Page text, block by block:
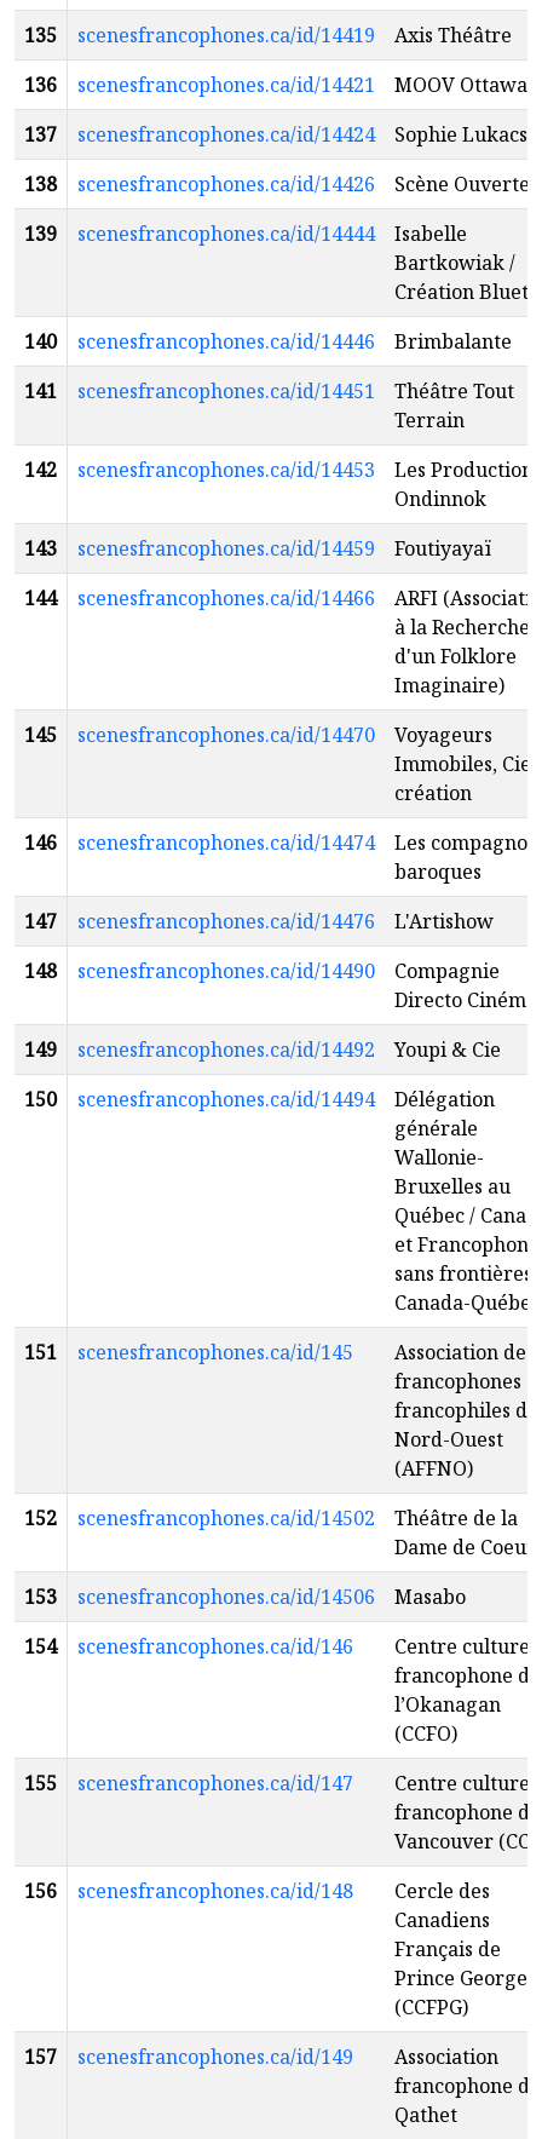
135
scenesfrancophones.ca/id/14419
Axis Théâtre
136
scenesfrancophones.ca/id/14421
MOOV Ottawa
137
scenesfrancophones.ca/id/14424
Sophie Lukacs
138
scenesfrancophones.ca/id/14426
Scène Ouverte
139
scenesfrancophones.ca/id/14444
Isabelle
Bartkowiak /
Création
140
scenesfrancophones.ca/id/14446
Brimbalante
141
scenesfrancophones.ca/id/14451
Théâtre Tout
Terrain
142
scenesfrancophones.ca/id/14453
Les Productions
Ondinnok
143
scenesfrancophones.ca/id/14459
Foutiyayaï
144
scenesfrancophones.ca/id/14466
ARFI
à la Recherche
d'un Folklore
Imaginaire)
145
scenesfrancophones.ca/id/14470
Voyageurs
Immobiles, Cie
création
146
scenesfrancophones.ca/id/14474
Les
baroques
147
scenesfrancophones.ca/id/14476
L'Artishow
148
scenesfrancophones.ca/id/14490
Compagnie
Directo Cinéma
149
scenesfrancophones.ca/id/14492
Youpi & Cie
150
scenesfrancophones.ca/id/14494
Délégation
générale
Wallonie-
Bruxelles au
Québec /
et
sans frontières
Canada-Québec
151
scenesfrancophones.ca/id/145
Association des
francophones
francophiles du
Nord-Ouest
(AFFNO)
152
scenesfrancophones.ca/id/14502
Théâtre de la
Dame de Coeur
153
scenesfrancophones.ca/id/14506
Masabo
154
scenesfrancophones.ca/id/146
Centre culturel
francophone de
l’Okanagan
(CCFO)
155
scenesfrancophones.ca/id/147
Centre culturel
francophone de
Vancouver
156
scenesfrancophones.ca/id/148
Cercle des
Canadiens
Français de
Prince George
(CCFPG)
157
scenesfrancophones.ca/id/149
Association
francophone de
Qathet